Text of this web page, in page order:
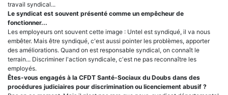
travail syndical...
Le syndicat est souvent présenté comme un empêcheur de
fonctionner...
Les employeurs ont souvent cette image : Untel est syndiqué, il va nous
embêter. Mais être syndiqué, c'est aussi pointer les problèmes, apporter
des améliorations. Quand on est responsable syndical, on connaît le
terrain... Discriminer l'action syndicale, c'est ne pas reconnaître les
employés.
Êtes-vous engagés à la CFDT Santé-Sociaux du Doubs dans des
procédures judiciaires pour discrimination ou licenciement abusif ?